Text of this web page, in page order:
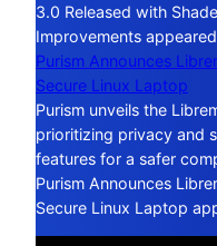
3.0 Released with
Improvements
Purism Announces
Secure Linux Laptop
Purism unveils the
prioritizing privacy and
features for a safer
Purism Announces
Secure Linux Laptop